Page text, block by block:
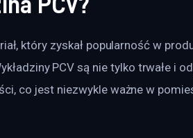
który zyskał popularność w
PCV są nie tylko trwałe i
co jest niezwykle ważne w